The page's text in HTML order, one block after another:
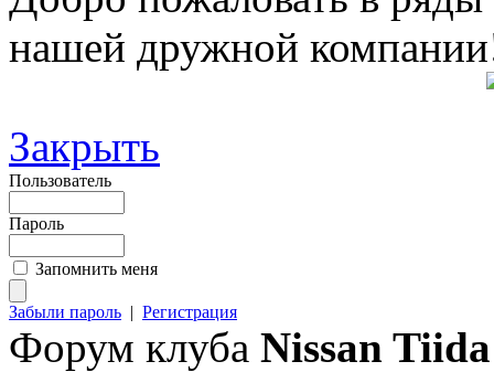
нашей дружной
Закрыть
Пользователь
Пароль
Запомнить меня
Забыли пароль | Регистрация
Форум клуба Nissan Tiida